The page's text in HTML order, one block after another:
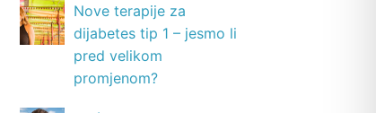
Nove terapije za
dijabetes tip 1 – jesmo li
pred velikom
promjenom?